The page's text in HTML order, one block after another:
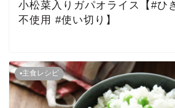
小松菜入りガパオライス【#ひ
不使用 #使い切り】
▪主食レシピ